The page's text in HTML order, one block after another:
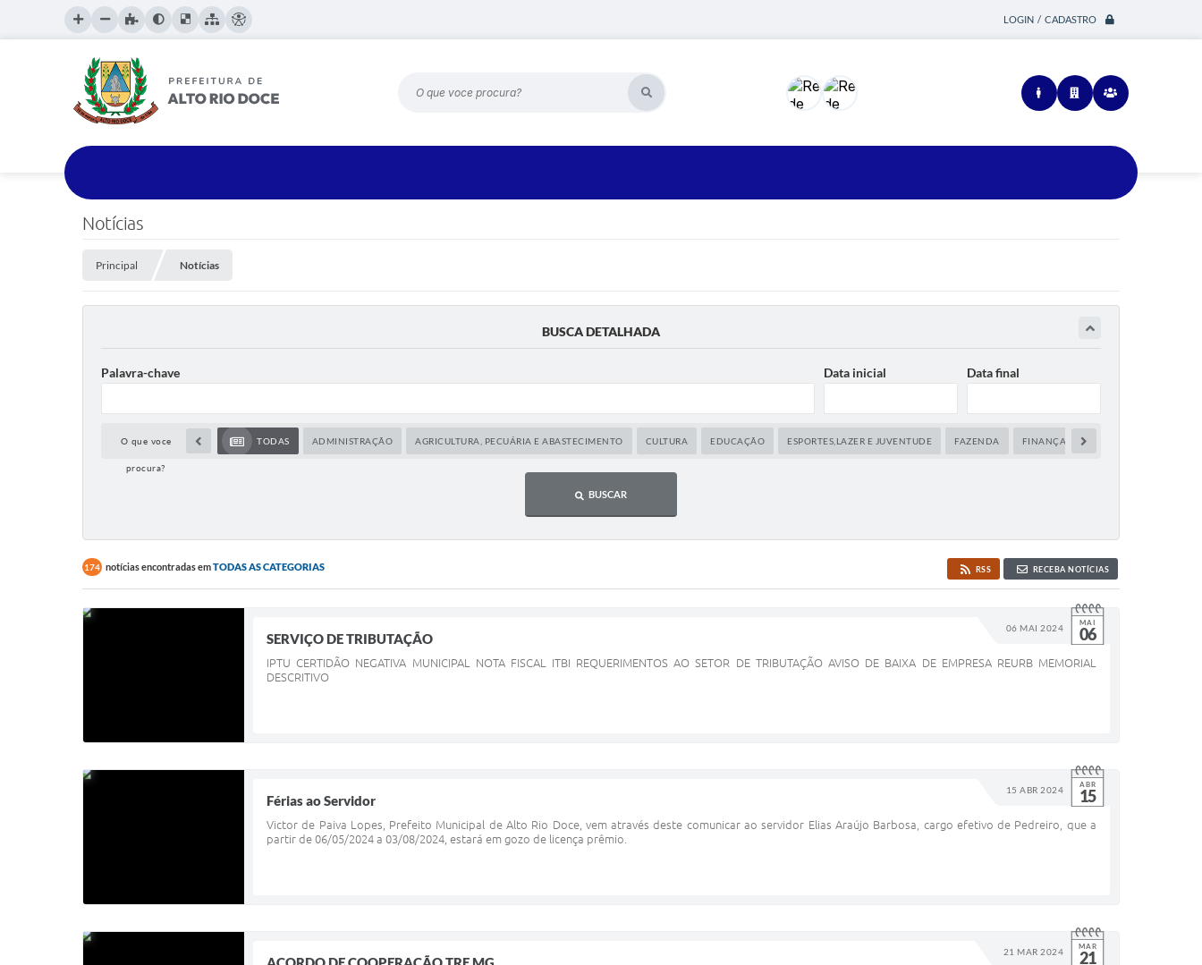
LOGIN / CADASTRO
O que voce procura?
Notícias
Principal Notícias
BUSCA DETALHADA
Palavra-chave Data inicial Data final
O que voce
procura?
TODAS ADMINISTRAÇÃO AGRICULTURA, PECUÁRIA E ABASTECIMENTO CULTURA EDUCAÇÃO ESPORTES,LAZER E JUVENTUDE FAZENDA FINANÇAS
BUSCAR
174 notícias encontradas emTODAS AS CATEGORIAS RSS RECEBA NOTÍCIAS
06 MAI 2024 MAI
06
SERVIÇO DE TRIBUTAÇÃO
IPTU CERTIDÃO NEGATIVA MUNICIPAL NOTA FISCAL ITBI REQUERIMENTOS AO SETOR DE TRIBUTAÇÃO AVISO DE BAIXA DE EMPRESA REURB MEMORIAL
DESCRITIVO
15 ABR 2024 ABR
15
Férias ao Servidor
Victor de Paiva Lopes, Prefeito Municipal de Alto Rio Doce, vem através deste comunicar ao servidor Elias Araújo Barbosa, cargo efetivo de Pedreiro, que a
partir de 06/05/2024 a 03/08/2024, estará em gozo de licença prêmio.
21 MAR 2024 MAR
21